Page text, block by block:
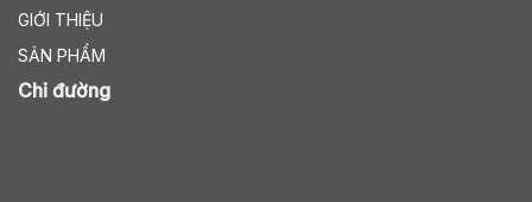
GIỚI THIỆU
SẢN PHẨM
Chỉ đường